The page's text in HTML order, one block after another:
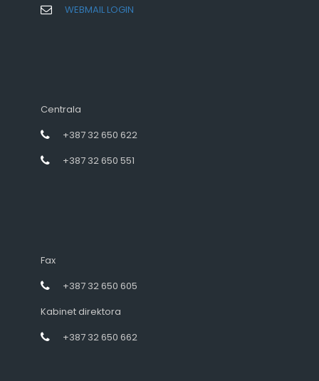
WEBMAIL LOGIN
Centrala
+387 32 650 622
+387 32 650 551
Fax
+387 32 650 605
Kabinet direktora
+387 32 650 662